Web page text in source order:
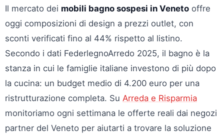
Il mercato dei mobili bagno sospesi in Veneto offre
oggi composizioni di design a prezzi outlet, con
sconti verificati fino al 44% rispetto al listino.
Secondo i dati FederlegnoArredo 2025, il bagno è la
stanza in cui le famiglie italiane investono di più dopo
la cucina: un budget medio di 4.200 euro per una
ristrutturazione completa. Su Arreda e Risparmia
monitoriamo ogni settimana le offerte reali dai negozi
partner del Veneto per aiutarti a trovare la soluzione